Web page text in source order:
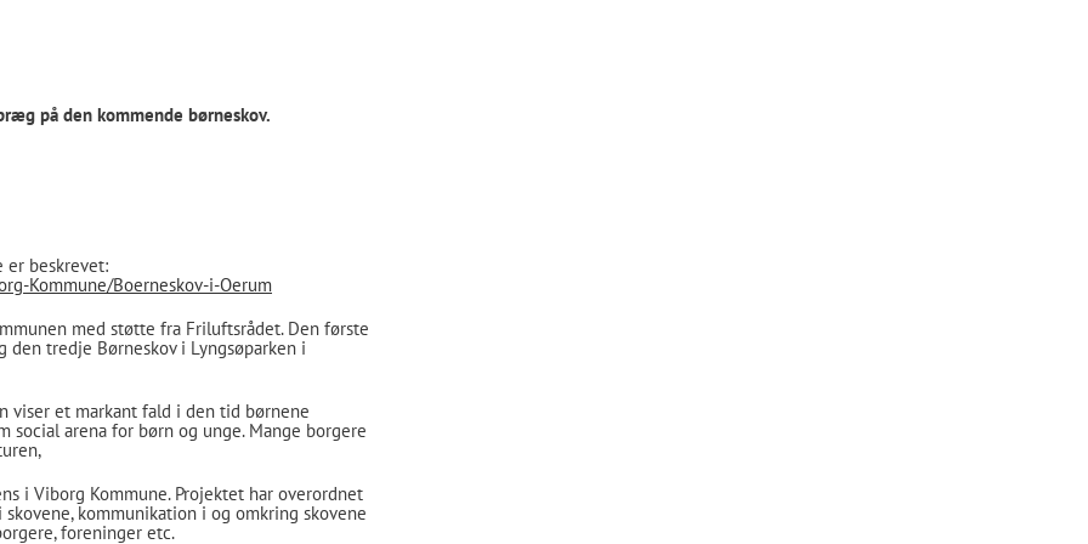
på den kommende børneskov.
er beskrevet:
Kommune/Boerneskov-i-Oerum
med støtte fra Friluftsrådet. Den første
den tredje Børneskov i Lyngsøparken i
viser et markant fald i den tid børnene
arena for børn og unge. Mange borgere
i Viborg Kommune. Projektet har overordnet
kommunikation i og omkring skovene
foreninger etc.